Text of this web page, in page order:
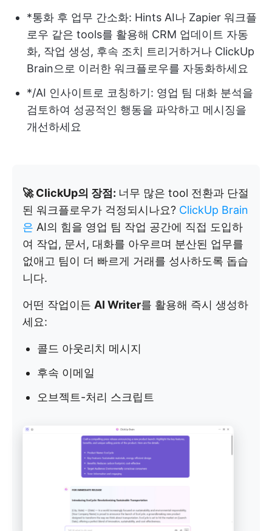
*통화 후 업무 간소화: Hints AI나 Zapier 워크플
로우 같은 tools를 활용해 CRM 업데이트 자동
화, 작업 생성, 후속 조치 트리거하거나 ClickUp
Brain으로 이러한 워크플로우를 자동화하세요
*/AI 인사이트로 코칭하기: 영업 팀 대화 분석을
검토하여 성공적인 행동을 파악하고 메시징을
개선하세요
🚀 ClickUp의 장점: 너무 많은 tool 전환과 단절
된 워크플로우가 걱정되시나요? ClickUp Brain
은 AI의 힘을 영업 팀 작업 공간에 직접 도입하
여 작업, 문서, 대화를 아우르며 분산된 업무를
없애고 팀이 더 빠르게 거래를 성사하도록 돕습
니다.
어떤 작업이든 AI Writer를 활용해 즉시 생성하
세요:
콜드 아웃리치 메시지
후속 이메일
오브젝트-처리 스크립트